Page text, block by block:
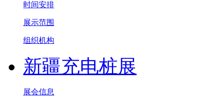
时间安排
展示范围
组织机构
新疆充电桩展
展会信息